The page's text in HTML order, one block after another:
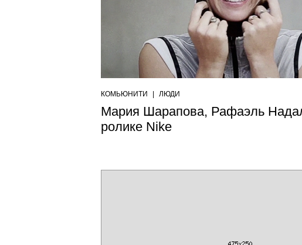
КОМЬЮНИТИ ЛЮДИ
Мария Шарапова, Рафаэль
ролике Nike